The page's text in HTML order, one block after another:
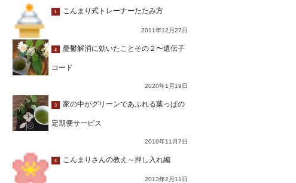
1 こんまり式トレーナーたたみ方
2011年12月27日
2 憂鬱解消に効いたことその２〜遺伝子
コード
2020年1月19日
3 家の中がグリーンであふれる葉っぱの
定期便サービス
2019年11月7日
4 こんまりさんの教え～押し入れ編
2013年2月11日